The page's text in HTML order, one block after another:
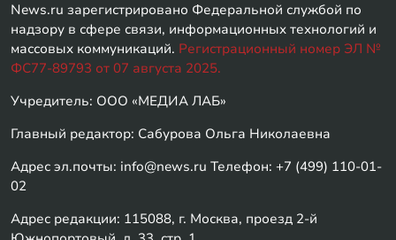
News.ru зарегистрировано Федеральной службой по
надзору в сфере связи, информационных технологий и
массовых коммуникаций. Регистрационный номер ЭЛ №
ФС77-89793 от 07 августа 2025.
Учредитель: ООО «МЕДИА ЛАБ»
Главный редактор: Сабурова Ольга Николаевна
Адрес эл.почты: info@news.ru Телефон: +7 (499) 110-01-
02
Адрес редакции: 115088, г. Москва, проезд 2-й